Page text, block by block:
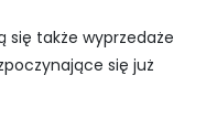
się także wyprzedaże
się już